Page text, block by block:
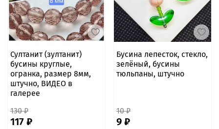
Султанит (зултанит)
бусины круглые,
огранка, размер 8мм,
штучно, ВИДЕО в
галерее
130 ₽
117 ₽
Бусина лепесток, стекло,
зелёный, бусины
тюльпаны, штучно
10 ₽
9 ₽